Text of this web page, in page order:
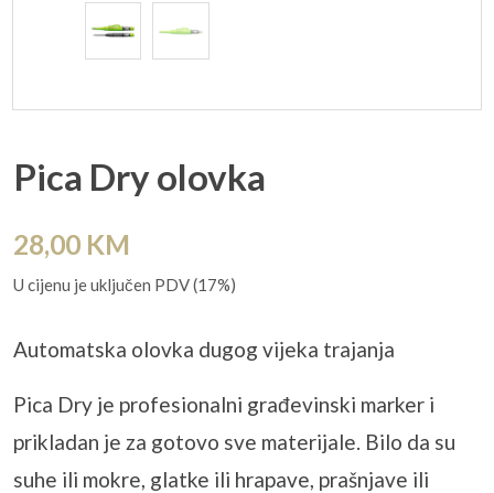
Pica Dry olovka
28,00 KM
U cijenu je uključen PDV (17%)
Automatska olovka dugog vijeka trajanja
Pica Dry je profesionalni građevinski marker i
prikladan je za gotovo sve materijale. Bilo da su
suhe ili mokre, glatke ili hrapave, prašnjave ili